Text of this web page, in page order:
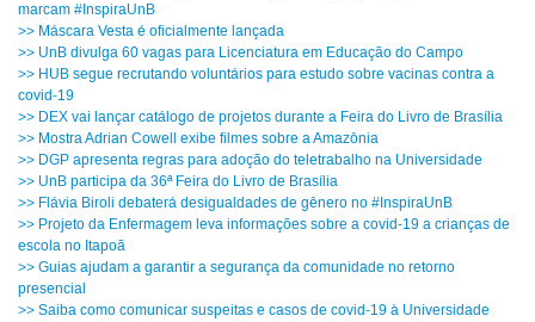
marcam #InspiraUnB
>> Máscara Vesta é oficialmente lançada
>> UnB divulga 60 vagas para Licenciatura em Educação do Campo
>> HUB segue recrutando voluntários para estudo sobre vacinas contra a
covid-19
>> DEX vai lançar catálogo de projetos durante a Feira do Livro de Brasília
>> Mostra Adrian Cowell exibe filmes sobre a Amazônia
>> DGP apresenta regras para adoção do teletrabalho na Universidade
>> UnB participa da 36ª Feira do Livro de Brasília
>> Flávia Biroli debaterá desigualdades de gênero no #InspiraUnB
>> Projeto da Enfermagem leva informações sobre a covid-19 a crianças de
escola no Itapoã
>> Guias ajudam a garantir a segurança da comunidade no retorno
presencial
>> Saiba como comunicar suspeitas e casos de covid-19 à Universidade